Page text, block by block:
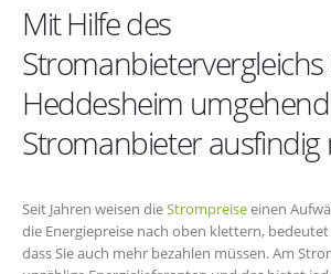
Mit Hilfe des
Stromanbietervergleichs
Heddesheim
Stromanbieter
Seit Jahren weisen dieStrompreiseeinen
die Energiepreise nach oben klettern,
dass Sie auch mehr bezahlen müssen. Am